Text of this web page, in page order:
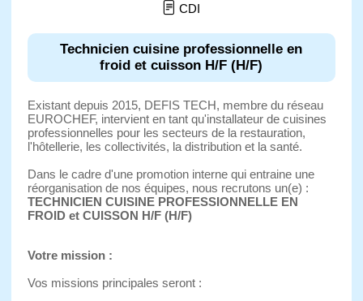
CDI
Technicien cuisine professionnelle en
froid et cuisson H/F (H/F)
Existant depuis 2015, DEFIS TECH, membre du réseau
EUROCHEF, intervient en tant qu'installateur de cuisines
professionnelles pour les secteurs de la restauration,
l'hôtellerie, les collectivités, la distribution et la santé.
Dans le cadre d'une promotion interne qui entraine une
réorganisation de nos équipes, nous recrutons un(e) :
TECHNICIEN CUISINE PROFESSIONNELLE EN
FROID et CUISSON H/F (H/F)
Votre mission :
Vos missions principales seront :